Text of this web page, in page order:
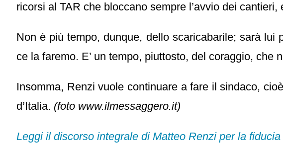
ricorsi al TAR che bloccano sempre l’avvio dei cantieri,
Non è più tempo, dunque, dello scaricabarile; sarà
ce la faremo. E’ un tempo, piuttosto, del coraggio,
Insomma, Renzi vuole continuare a fare il sindaco,
d’Italia. (foto www.ilmessaggero.it)
Leggi il discorso integrale di Matteo Renzi per la